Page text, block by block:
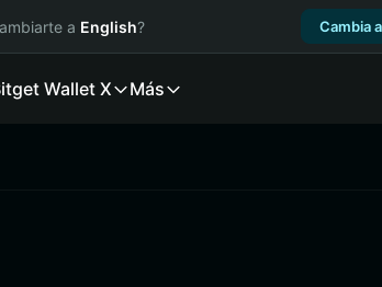
a English? Cambia
Wallet X Más